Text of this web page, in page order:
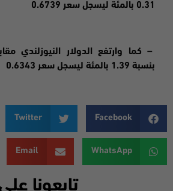
0.31 بالمئة ليسجل سعر 0.6739
– كما وارتفع الدولار النيوزلندي
بنسبة 1.39 بالمئة ليسجل سعر 0.6343
Facebook
Twitter
WhatsApp
Email
تابعونا